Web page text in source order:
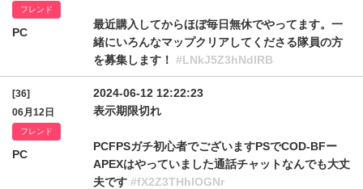
フレンド
PC
最近購入してからほぼ毎日無休でやってます。一
緒にいろんなマップクリアしてくださる隊員の方
を募集します！ #LNkJ5Z3hNdlRB
[36]
06月12日
フレンド
PC
2024-06-12 12:22:23
表示期限切れ
PCFPSガチ初心者でございますPSでCOD-BFー
APEXはやっていました通話チャットなんでも大丈
夫です #fX2Z3THhIOGNr